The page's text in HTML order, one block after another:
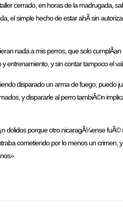
cerrado, en horas de la madrugada,
el simple hecho de estar ahÃ­ sin
nada a mis perros, que solo
entrenamiento, y sin contar tampoco el
disparado un arma de fuego, puedo
y dispararle al perro tambiÃ©n
dolidos porque otro nicaragÃ¼ense
cometiendo por lo menos un